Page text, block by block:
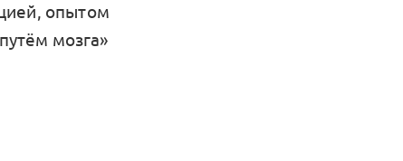
опытом
мозга»